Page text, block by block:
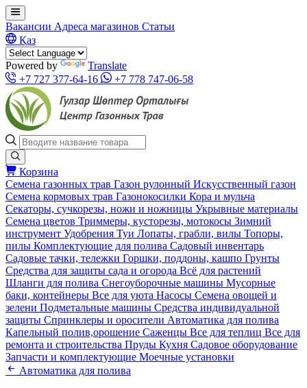
Вакансии Адреса магазинов Статьи
Қаз
Powered by
Translate
+7 727 377-64-16
+7 778 747-06-58
Корзина
Семена газонных трав Газон рулонный Искусственный газон
Семена кормовых трав Газонокосилки Кора и мульча
Секаторы, сучкорезы, ножи и ножницы Укрывные материалы
Семена цветов Триммеры, кусторезы, мотокосы Зимний
инструмент Удобрения Туи Лопаты, грабли, вилы Топоры,
пилы Комплектующие для полива Садовый инвентарь
Садовые тачки, тележки Горшки, поддоны, кашпо Грунты
Средства для защиты сада и огорода Всё для растений
Шланги для полива Снегоуборочные машины Мусорные
баки, контейнеры Все для уюта Насосы Семена овощей и
зелени Подметальные машины Средства индивидуальной
защиты Спринклеры и оросители Автоматика для полива
Капельный полив,орошение Саженцы Все для теплиц Все для
ремонта и строительства Пруды Кухня Садовое оборудование
Запчасти и комплектующие Моечные установки
Автоматика для полива